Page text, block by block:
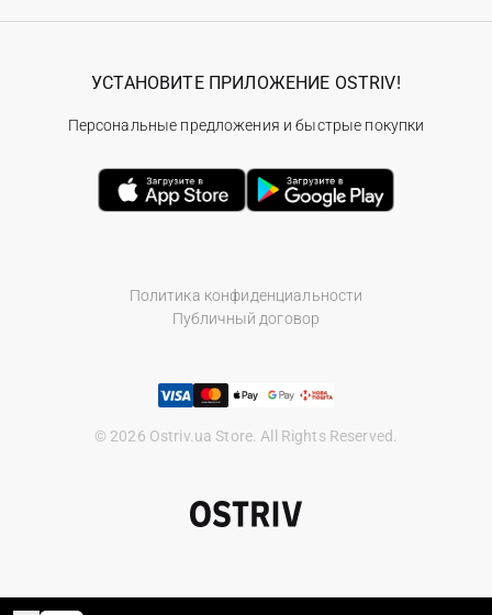
Политика конфиденциальности
Публичный договор
© 2026 Ostriv.ua Store. All Rights Reserved.
УСТАНОВИТЕ ПРИЛОЖЕНИЕ OSTRIV!
Персональные предложения и быстрые покупки